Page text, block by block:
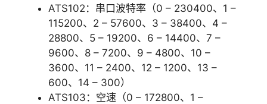
ATS102：串口波特率（0 – 230400、1 –
115200、2 – 57600、3 – 38400、4 –
28800、5 – 19200、6 – 14400、7 –
9600、8 – 7200、9 – 4800、10 –
3600、11 – 2400、12 – 1200、13 –
600、14 – 300）
ATS103：空速（0 – 172800、1 –